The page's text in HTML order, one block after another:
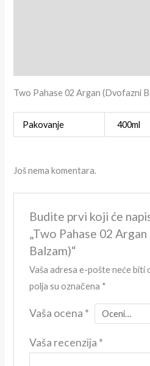
Two Pahase 02 Argan (Dvofazni
Pakovanje 400ml
Još nema komentara.
Budite prvi koji će
„Two Pahase 02
Balzam)“
Vaša adresa e-pošte neće biti
polja su označena *
Vaša ocena *
Vaša recenzija *